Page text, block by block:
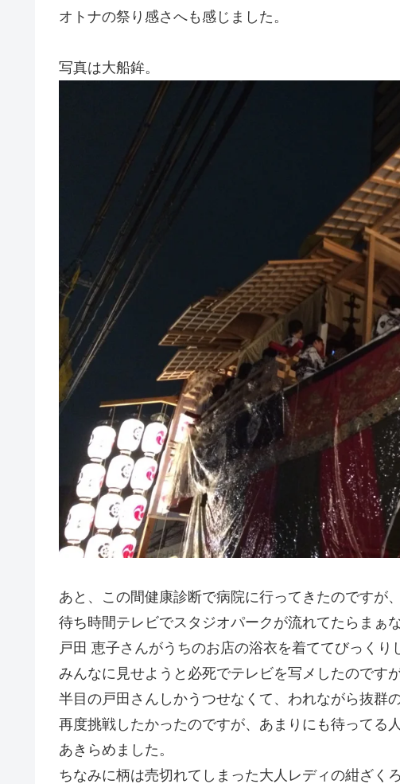
オトナの祭り感さへも感じました。
写真は大船鉾。
あと、この間健康診断で病院に行ってきたのですが、
待ち時間テレビでスタジオパークが流れてたらまぁ
戸田 恵子さんがうちのお店の浴衣を着ててびっくり
みんなに見せようと必死でテレビを写メしたのですが
半目の戸田さんしかうつせなくて、われながら抜群
再度挑戦したかったのですが、あまりにも待ってる
あきらめました。
ちなみに柄は売切れてしまった大人レディの紺ざくろ